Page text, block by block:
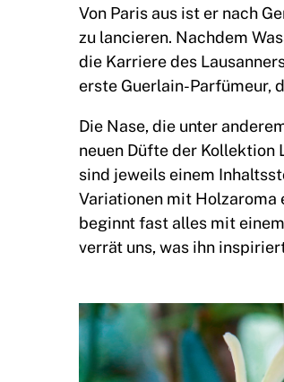
Von Paris aus ist er nach
zu lancieren. Nachdem
die Karriere des
erste Guerlain-Parfümeur,
Die Nase, die unter
neuen Düfte der Kollektion
sind jeweils einem
Variationen mit Holzaroma
beginnt fast alles mit
verrät uns, was ihn